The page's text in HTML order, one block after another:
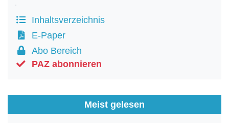
Inhaltsverzeichnis
E-Paper
Abo Bereich
PAZ abonnieren
Meist gelesen